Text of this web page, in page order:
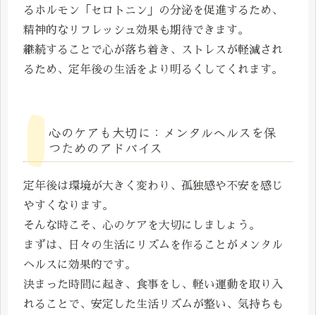
るホルモン「セロトニン」の分泌を促進するため、
精神的なリフレッシュ効果も期待できます。
継続することで心が落ち着き、ストレスが軽減され
るため、定年後の生活をより明るくしてくれます。
心のケアも大切に：メンタルヘルスを保
つためのアドバイス
定年後は環境が大きく変わり、孤独感や不安を感じ
やすくなります。
そんな時こそ、心のケアを大切にしましょう。
まずは、日々の生活にリズムを作ることがメンタル
ヘルスに効果的です。
決まった時間に起き、食事をし、軽い運動を取り入
れることで、安定した生活リズムが整い、気持ちも